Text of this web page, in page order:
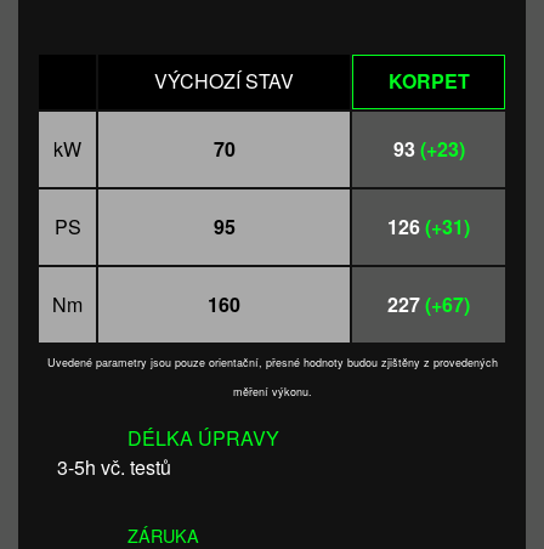
VÝCHOZÍ STAV KORPET
kW 70 93(+23)
PS 95 126(+31)
Nm 160 227(+67)
Uvedené parametry jsou pouze orientační, přesné hodnoty budou zjištěny z provedených
měření výkonu.
DÉLKA ÚPRAVY
3-5h vč. testů
ZÁRUKA